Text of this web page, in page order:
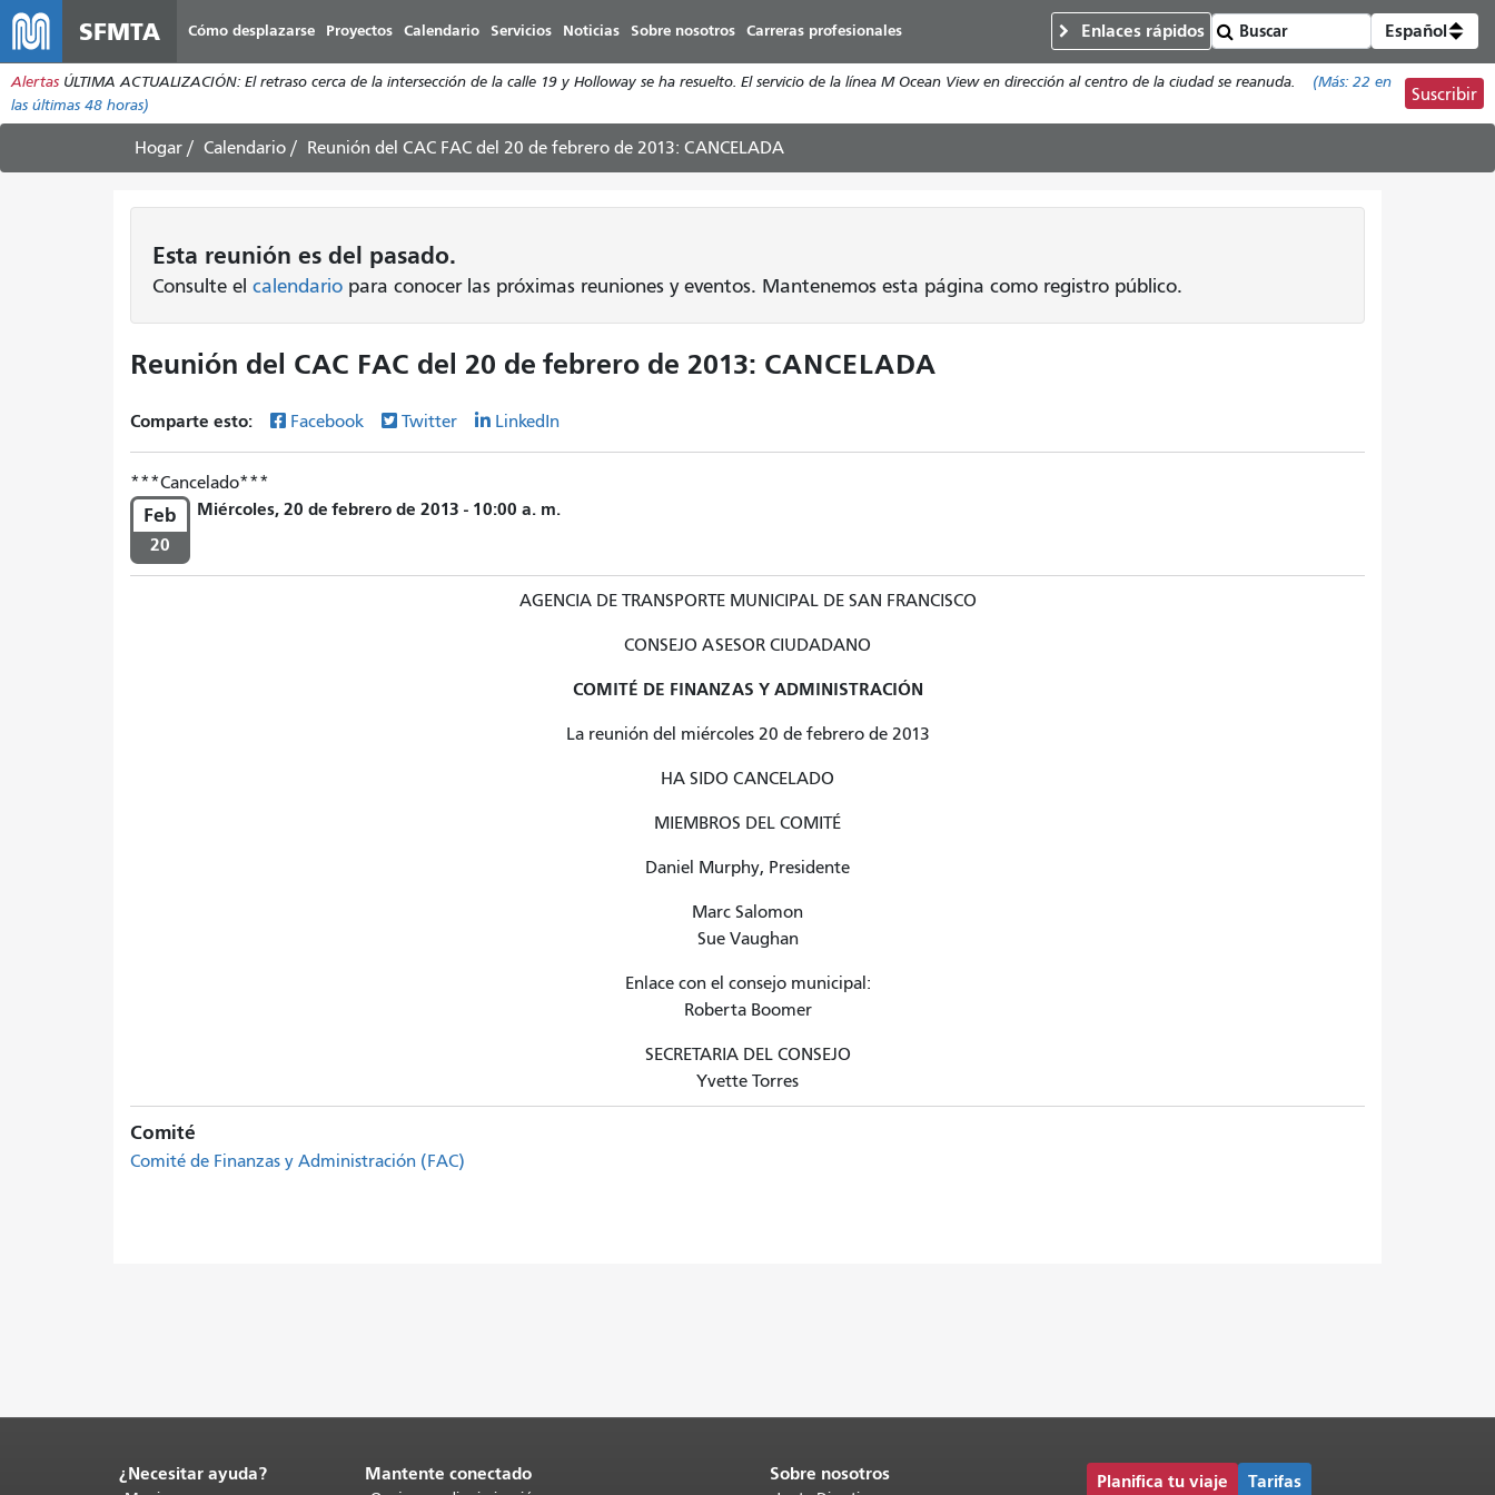
al
contenido
SFMTA Cómo desplazarse Proyectos Calendario Servicios Noticias Sobre nosotros Carreras profesionales Enlaces rápidos Español
Alertas ÚLTIMA ACTUALIZACIÓN: El retraso cerca de la intersección de la calle 19 y Holloway se ha resuelto. El servicio de la línea M Ocean View en dirección al centro de la ciudad se reanuda. (Más: 22 en
las últimas 48 horas)
Suscribir
Hogar Calendario Reunión del CAC FAC del 20 de febrero de 2013: CANCELADA
Esta reunión es del pasado.
Consulte el calendario para conocer las próximas reuniones y eventos. Mantenemos esta página como registro público.
Reunión del CAC FAC del 20 de febrero de 2013: CANCELADA
Comparte esto: Facebook Twitter LinkedIn
Cancelado
Feb
20
Miércoles, 20 de febrero de 2013 - 10:00 a. m.
AGENCIA DE TRANSPORTE MUNICIPAL DE SAN FRANCISCO
CONSEJO ASESOR CIUDADANO
COMITÉ DE FINANZAS Y ADMINISTRACIÓN
La reunión del miércoles 20 de febrero de 2013
HA SIDO CANCELADO
MIEMBROS DEL COMITÉ
Daniel Murphy, Presidente
Marc Salomon
Sue Vaughan
Enlace con el consejo municipal:
Roberta Boomer
SECRETARIA DEL CONSEJO
Yvette Torres
Comité
Comité de Finanzas y Administración (FAC)
Fin
¿Necesitar ayuda? Mantente conectado Sobre nosotros Planifica tu viaje Tarifas